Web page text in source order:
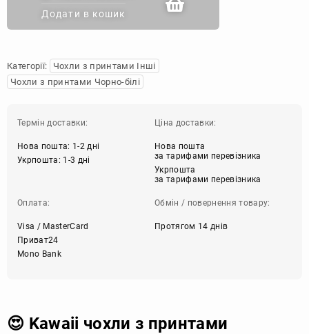
Додати в кошик
Категорії:
Чохли з принтами Інші
Чохли з принтами Чорно-білі
Термін доставки:
Нова пошта: 1-2 дні
Укрпошта: 1-3 дні
Ціна доставки:
Нова пошта
за тарифами перевізника
Укрпошта
за тарифами перевізника
Оплата:
Visa / MasterCard
Приват24
Mono Bank
Обмін / повернення товару:
Протягом 14 днів
😍 Kawaii чохли з принтами